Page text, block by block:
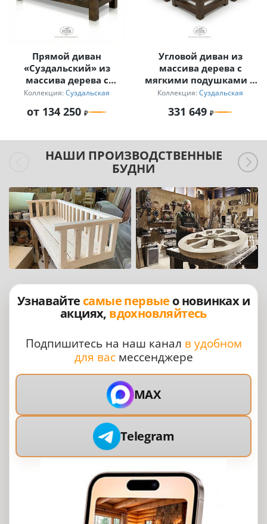
Прямой диван
«Суздальский» из
массива дерева с
мягкими подушками
Коллекция: Суздальская
от 134 250
Угловой диван из
массива дерева с
мягкими подушками и
журнальный столик
Коллекция: Суздальская
331 649
НАШИ ПРОИЗВОДСТВЕННЫЕ
БУДНИ
Узнавайте самые первые о новинках и
акциях, вдохновляйтесь
Подпишитесь на наш канал в удобном
для васмессенджере
MAX
Telegram